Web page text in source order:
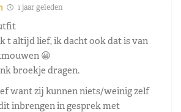
1 jaar geleden
t altijd lief, ik dacht ook dat is van
😀
broekje dragen.
want zij kunnen niets/weinig zelf
inbrengen in gesprek met